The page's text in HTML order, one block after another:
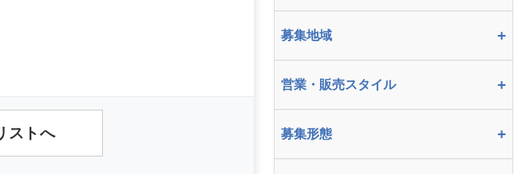
ストへ
募集地域 +
営業・販売スタイル +
募集形態 +